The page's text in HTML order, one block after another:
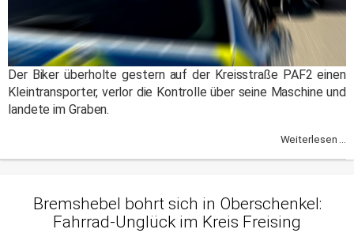
Der Biker überholte gestern auf der Kreisstraße PAF2 einen
Kleintransporter, verlor die Kontrolle über seine Maschine und
landete im Graben.
Weiterlesen ...
Bremshebel bohrt sich in Oberschenkel:
Fahrrad-Unglück im Kreis Freising